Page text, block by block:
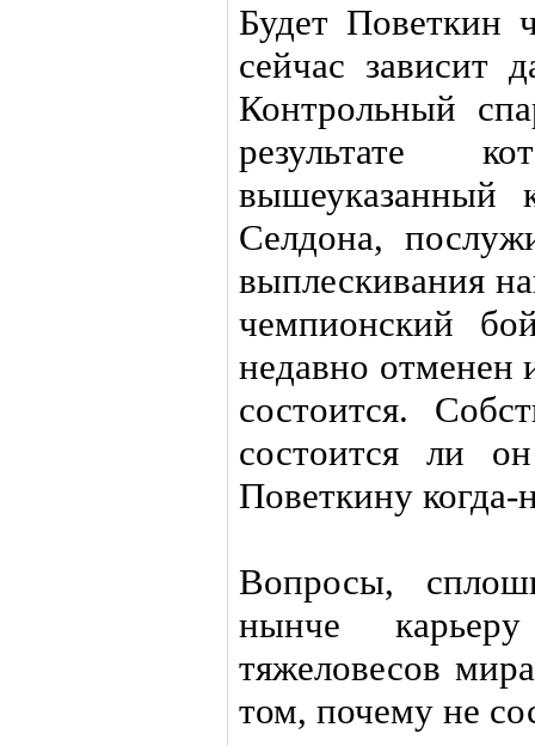
Будет Поветкин
сейчас зависит
Контрольный
результате
вышеуказанный
Селдона,
выплескивания
чемпионский
недавно отменен
состоится.
состоится ли
Поветкину когда-
Вопросы,
нынче
тяжеловесов
том, почему не